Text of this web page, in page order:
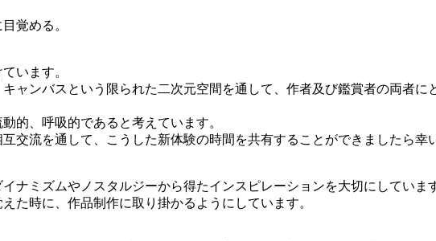
覚める。
います。
ャンバスという限られた二次元空間を通して、作者及び鑑賞者の両者
的、呼吸的であると考えています。
交流を通して、こうした新体験の時間を共有することができましたら幸
ナミズムやノスタルジーから得たインスピレーションを大切にしていま
た時に、作品制作に取り掛かるようにしています。